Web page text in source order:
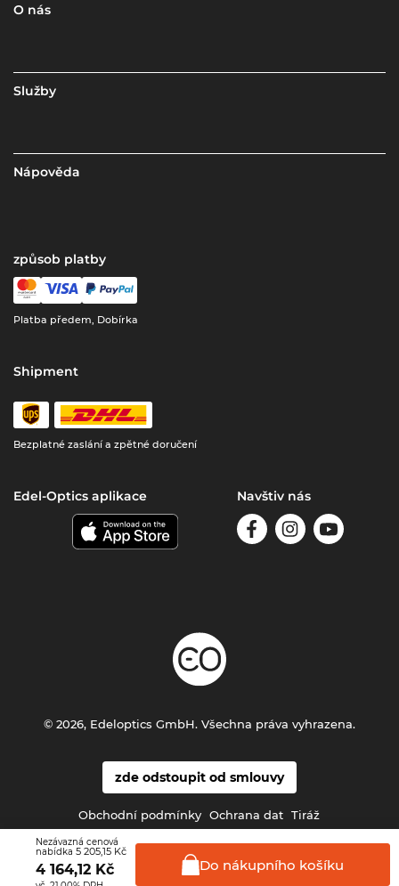
Nezávazná cenová
nabídka 5 205,15 Kč
4 164,12 Kč Do nákupního košíku
O nás
Služby
Nápověda
způsob platby
Platba předem, Dobírka
Shipment
Bezplatné zaslání a zpětné doručení
Edel-Optics aplikace Navštiv nás
zde odstoupit od smlouvy
Obchodní podmínky Ochrana dat Tiráž
© 2026, Edeloptics GmbH. Všechna práva vyhrazena.